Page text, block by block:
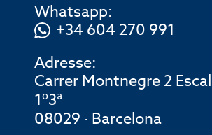
Whatsapp:
+34 604 270 991
Adresse:
Carrer Montnegre 2
1º3ª
08029 · Barcelona